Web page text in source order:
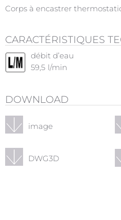
Corps à encastrer
CARACTÉRISTIQUES
débit d’eau
59,5 l/min
DOWNLOAD
image
DWG3D